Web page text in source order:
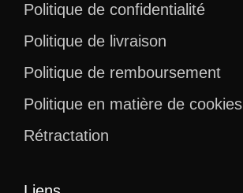
Politique de confidentialité
Politique de livraison
Politique de remboursement
Politique en matière de cookies
Rétractation